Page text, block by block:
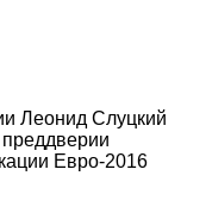
Леонид Слуцкий
Евро-2016